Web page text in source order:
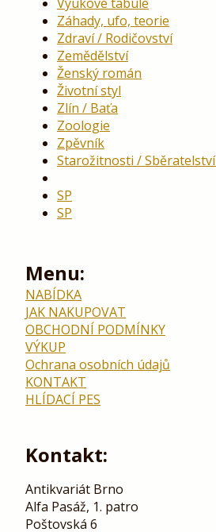
Záhady, ufo, teorie
Zdraví / Rodičovství
Zemědělství
Ženský román
Životní styl
Zlín / Baťa
Zoologie
Zpěvník
Starožitnosti / Sběratelství
SP
SP
Menu:
NABÍDKA
JAK NAKUPOVAT
OBCHODNÍ PODMÍNKY
VÝKUP
Ochrana osobních údajů
KONTAKT
HLÍDACÍ PES
Kontakt:
Antikvariát Brno
Alfa Pasáž, 1. patro
Poštovská 6